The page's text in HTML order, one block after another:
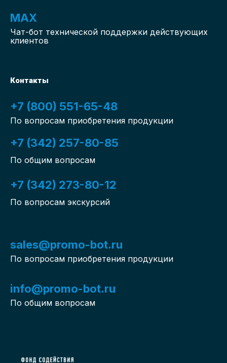
MAX
Чат-бот технической поддержки действующих
клиентов
Контакты
+7 (800) 551-65-48
По вопросам приобретения продукции
+7 (342) 257-80-85
По общим вопросам
+7 (342) 273-80-12
По вопросам экскурсий
sales@promo-bot.ru
По вопросам приобретения продукции
info@promo-bot.ru
По общим вопросам